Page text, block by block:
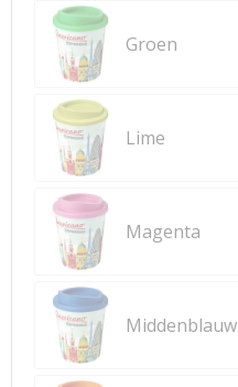
Groen
Lime
Magenta
Middenblauw